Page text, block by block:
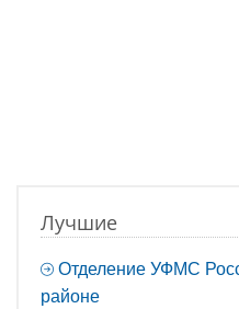
Лучшие
Отделение УФМС
районе